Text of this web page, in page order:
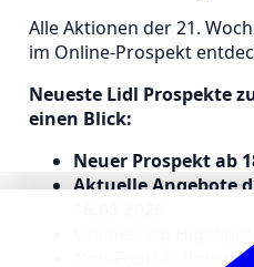
Alle Aktionen der 21.
im Online-Prospekt
Neueste Lidl Prospekte
einen Blick:
Neuer Prospekt ab
Aktuelle Angebote
Onlineshop
Non-Food